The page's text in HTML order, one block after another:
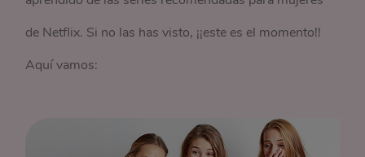
de Netflix. Si no las has visto, ¡¡este es el momento!!
Aquí vamos: